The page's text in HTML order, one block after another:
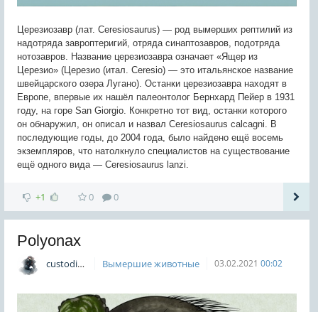
Церезиозавр (лат. Ceresiosaurus) — род вымерших рептилий из
надотряда завроптеригий, отряда синаптозавров, подотряда
нотозавров. Название церезиозавра означает «Ящер из
Церезио» (Церезио (итал. Ceresio) — это итальянское название
швейцарского озера Лугано). Останки церезиозавра находят в
Европе, впервые их нашёл палеонтолог Бернхард Пейер в 1931
году, на горе San Giorgio. Конкретно тот вид, останки которого
он обнаружил, он описал и назвал Ceresiosaurus calcagni. В
последующие годы, до 2004 года, было найдено ещё восемь
экземпляров, что натолкнуло специалистов на существование
ещё одного вида — Ceresiosaurus lanzi.
+1 0 0
Polyonax
custodian Вымершие животные 03.02.2021 00:02